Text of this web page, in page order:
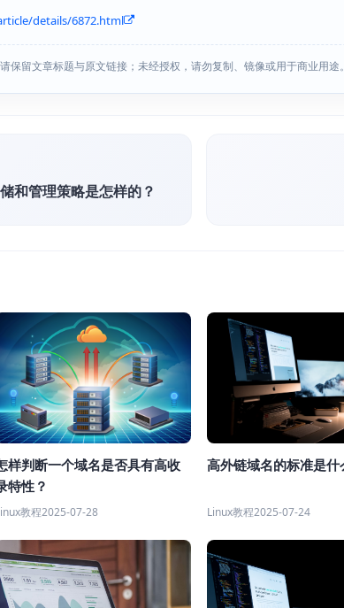
details/6872.html
保留文章标题与原文链接；未经授权，请勿复制、镜像或用于商业用途。
和管理策略是怎样的？
样判断一个域名是否具有高收
特性？
教程2025-07-28
高外链域名的标准是什
Linux教程2025-07-24